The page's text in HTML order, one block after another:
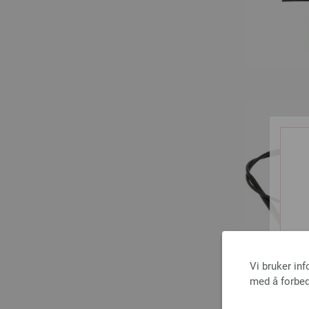
Vi bruker
med å